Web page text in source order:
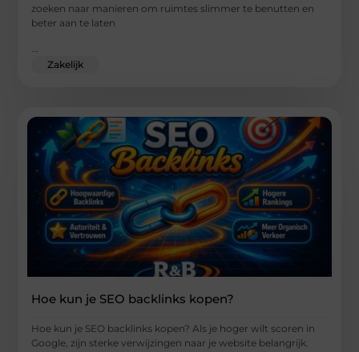
zoeken naar manieren om ruimtes slimmer te benutten en
beter aan te laten
...
Zakelijk
Hoe kun je SEO backlinks kopen?
Hoe kun je SEO backlinks kopen? Als je hoger wilt scoren in
Google, zijn sterke verwijzingen naar je website belangrijk.